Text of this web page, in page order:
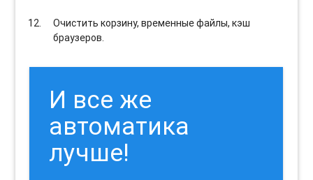
Очистить корзину, временные файлы, кэш
браузеров.
И все же
автоматика
лучше!